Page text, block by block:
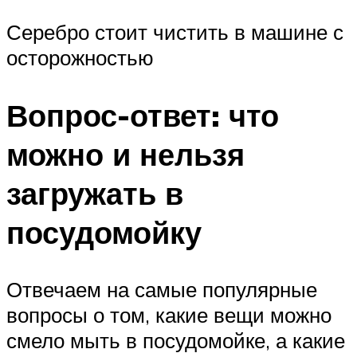
Серебро стоит чистить в машине с
осторожностью
Вопрос-ответ: что
можно и нельзя
загружать в
посудомойку
Отвечаем на самые популярные
вопросы о том, какие вещи можно
смело мыть в посудомойке, а какие